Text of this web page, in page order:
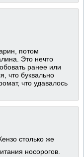
потом
Это нечто
ранее или
что буквально
что удавалось
столько же
носорогов.